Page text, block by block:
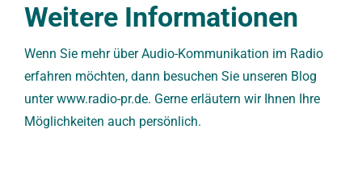
Weitere Informationen
Wenn Sie mehr über Audio-Kommunikation im Radio
erfahren möchten, dann besuchen Sie unseren Blog
unter www.radio-pr.de. Gerne erläutern wir Ihnen Ihre
Möglichkeiten auch persönlich.